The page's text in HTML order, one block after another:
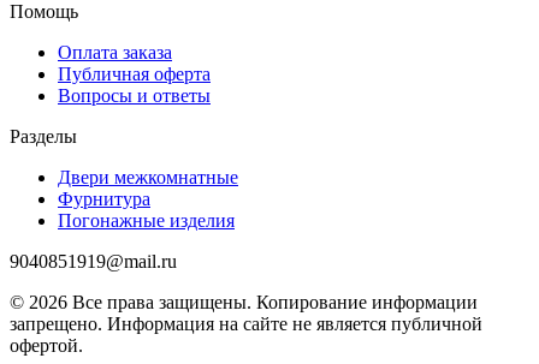
Помощь
Оплата заказа
Публичная оферта
Вопросы и ответы
Разделы
Двери межкомнатные
Фурнитура
Погонажные изделия
9040851919@mail.ru
© 2026 Все права защищены. Копирование информации
запрещено. Информация на сайте не является публичной
офертой.